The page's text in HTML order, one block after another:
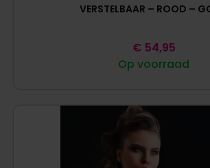
VERSTELBAAR – ROOD –
Op voorraad
€ 54,95